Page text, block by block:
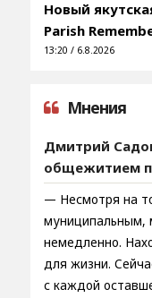
Новый
Parish
13:20 / 6.8.2026
Мнения
Дмитрий
общежитием
— Несмотря на
муниципальным,
немедленно.
для жизни.
с каждой